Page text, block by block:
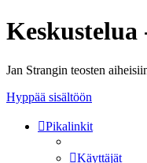
Keskustelua
Jan Strangin teosten
Hyppää sisältöön
Pikalinkit
Käyttäjät